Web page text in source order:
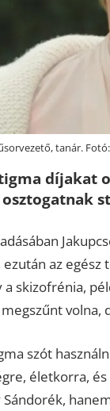
tanár.
díjakat
az
skizofrénia,
volna,
szót
életkorra,